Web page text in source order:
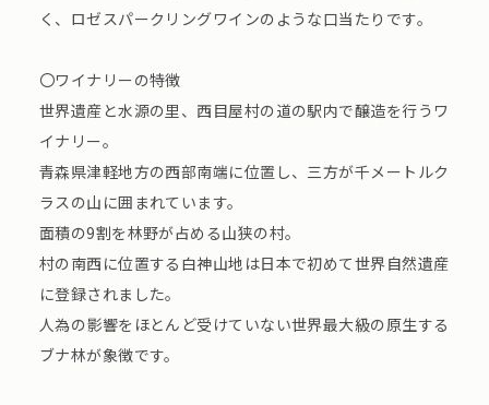
く、ロゼスパークリングワインのような口当たりです。
〇ワイナリーの特徴
世界遺産と水源の里、西目屋村の道の駅内で醸造を行うワ
イナリー。
青森県津軽地方の西部南端に位置し、三方が千メートルク
ラスの山に囲まれています。
面積の9割を林野が占める山狭の村。
村の南西に位置する白神山地は日本で初めて世界自然遺産
に登録されました。
人為の影響をほとんど受けていない世界最大級の原生する
ブナ林が象徴です。